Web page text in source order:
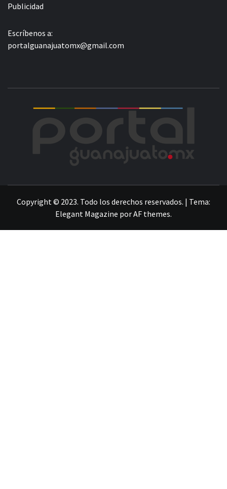
Publicidad
Escríbenos a:
portalguanajuatomx@gmail.com
Copyright © 2023. Todo los derechos reservados. | Tema:
Elegant Magazine porAF themes.